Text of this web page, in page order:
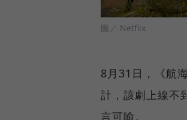
圖／ Netflix
8月31日，《航
計，該劇上線不
言可喻。